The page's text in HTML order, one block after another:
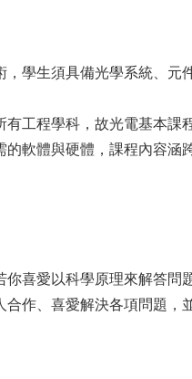
學生須具備光學系統、元
工程學科，故光電基本課
軟體與硬體，課程內容
喜愛以科學原理來解答問
作、喜愛解決各項問題，